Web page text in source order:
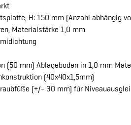
H: 150 mm (Anzahl abhängig
Materialstärke 1,0 mm
(50 mm) Ablageboden in 1,0 mm
(40x40x1,5mm)
(+/- 30 mm) für